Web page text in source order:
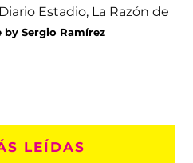
Estadio, La Razón de
by Sergio Ramírez
LEÍDAS